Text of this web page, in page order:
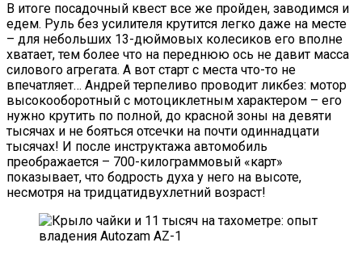
В итоге посадочный квест все же пройден, заводимся и
едем. Руль без усилителя крутится легко даже на месте
– для небольших 13-дюймовых колесиков его вполне
хватает, тем более что на переднюю ось не давит масса
силового агрегата. А вот старт с места что-то не
впечатляет… Андрей терпеливо проводит ликбез: мотор
высокооборотный с мотоциклетным характером – его
нужно крутить по полной, до красной зоны на девяти
тысячах и не бояться отсечки на почти одиннадцати
тысячах! И после инструктажа автомобиль
преображается – 700-килограммовый «карт»
показывает, что бодрость духа у него на высоте,
несмотря на тридцатидвухлетний возраст!